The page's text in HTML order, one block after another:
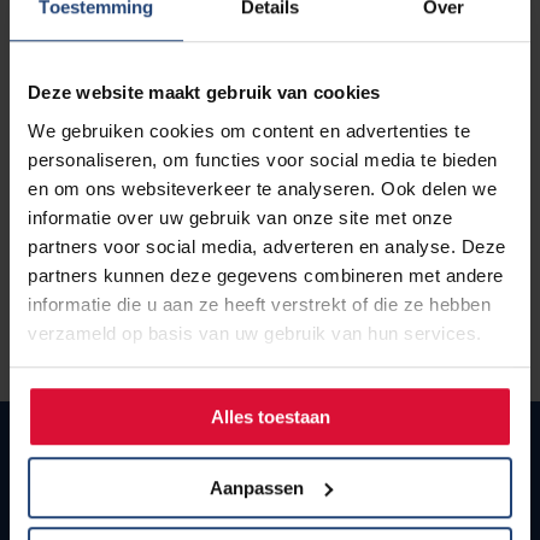
Toestemming Details Over
Deze website maakt gebruik van cookies
We gebruiken cookies om content en advertenties te
personaliseren, om functies voor social media te bieden
en om ons websiteverkeer te analyseren. Ook delen we
informatie over uw gebruik van onze site met onze
partners voor social media, adverteren en analyse. Deze
partners kunnen deze gegevens combineren met andere
informatie die u aan ze heeft verstrekt of die ze hebben
verzameld op basis van uw gebruik van hun services.
Alles toestaan
Aanpassen
Nieuws
Agenda
Over ons
Zorgverleners
Contact
Tijd
18:30 - 21:00
Locatie
Rijnstate Arnhem
2000 AK Haarlem